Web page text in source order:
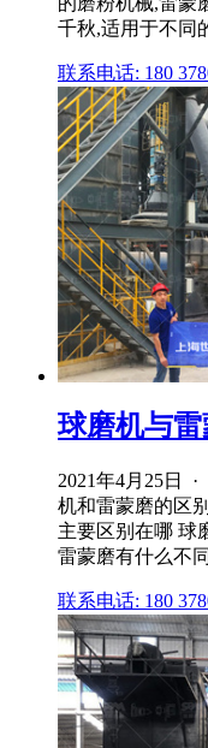
千秋,适用于不同
联系电话: 180
球磨机与
2021年4月25日
机和雷蒙磨的区
主要区别在哪 球
雷蒙磨有什么不
联系电话: 180